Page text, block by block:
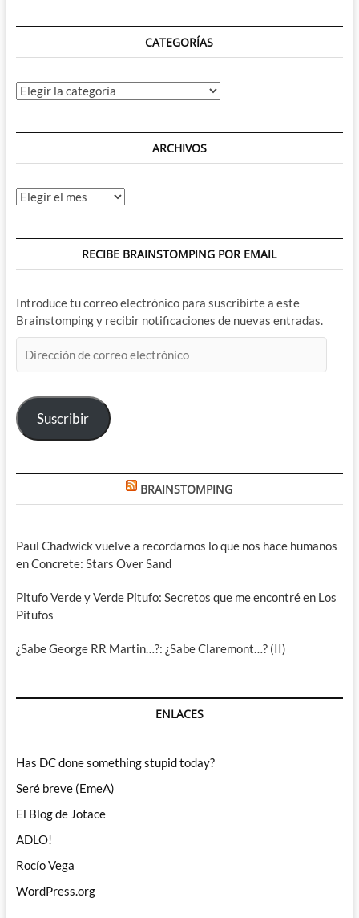
CATEGORÍAS
Categorías
ARCHIVOS
Archivos
RECIBE BRAINSTOMPING POR EMAIL
Introduce tu correo electrónico para suscribirte a este
Brainstomping y recibir notificaciones de nuevas entradas.
de
electrónico
Suscribir
BRAINSTOMPING
Paul Chadwick vuelve a recordarnos lo que nos hace humanos
en Concrete: Stars Over Sand
Pitufo Verde y Verde Pitufo: Secretos que me encontré en Los
Pitufos
¿Sabe George RR Martin…?: ¿Sabe Claremont…? (II)
ENLACES
Has DC done something stupid today?
Seré breve (EmeA)
El Blog de Jotace
ADLO!
Rocío Vega
WordPress.org